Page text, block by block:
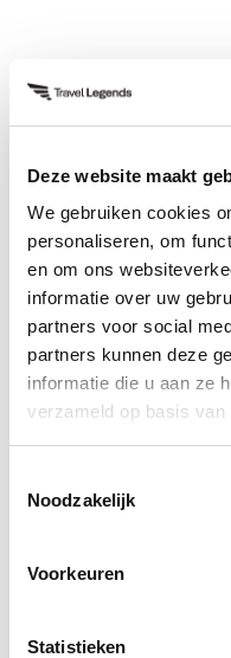
Deze website maakt
We gebruiken cookies
personaliseren, om
en om ons
informatie over uw
partners voor social
partners kunnen deze
informatie die u aan ze
verzameld op basis
Noodzakelijk
Voorkeuren
Statistieken
Om u alvast een
(incentive)reis eruit
Legends!